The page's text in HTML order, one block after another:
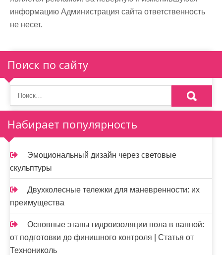
информацию Администрация сайта ответственность
не несет.
Поиск по сайту
Набирает популярность
Эмоциональный дизайн через световые
скульптуры
Двухколесные тележки для маневренности: их
преимущества
Основные этапы гидроизоляции пола в ванной:
от подготовки до финишного контроля | Статья от
Технониколь